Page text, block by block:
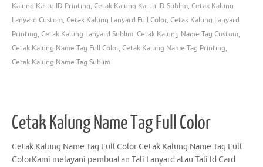
Kalung Kartu ID Printing, Cetak Kalung Kartu ID Sublim, Cetak Kalung
Lanyard Custom, Cetak Kalung Lanyard Full Color, Cetak Kalung Lanyard
Printing, Cetak Kalung Lanyard Sublim, Cetak Kalung Name Tag Custom,
Cetak Kalung Name Tag Full Color, Cetak Kalung Name Tag Printing,
Cetak Kalung Name Tag Sublim
Cetak Kalung Name Tag Full Color
Cetak Kalung Name Tag Full Color Cetak Kalung Name Tag Full
ColorKami melayani pembuatan Tali Lanyard atau Tali Id Card